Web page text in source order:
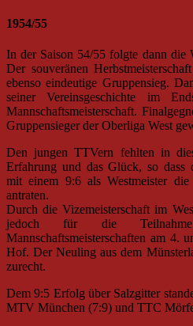
1954/55
In der Saison 54/55 folgte dann die
Der souveränen
ebenso eindeutige Gruppensieg.
seiner Vereinsgeschichte im
Mannschaftsmeisterschaft.
Gruppensieger der Oberliga West
Den jungen TTVern fehlten in
Erfahrung und das Glück, so dass
mit einem 9:6 als Westmeister
antraten.
Durch die Vizemeisterschaft im
jedoch für die
Mannschaftsmeisterschaften am 4.
Hof. Der Neuling aus dem
zurecht.
Dem 9:5 Erfolg über Salzgitter
MTV München (7:9) und TTC